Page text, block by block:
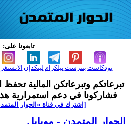
تابعونا على:
لينكدإن تيلكرامبنترست بودكاست
تبرعاتكم وتبرعاتكن المالية تحفظ
فشاركونا في دعم استمرارية
[اشترك في قناة ‫«الحوار
الحوار المتمدن - موبايل